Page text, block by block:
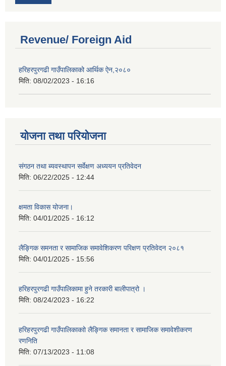
Revenue/ Foreign Aid
हरिहरपुरगढी गाउँपालिकाको आर्थिक ऐन,२०८०
मिति: 08/02/2023 - 16:16
योजना तथा परियोजना
संगठन तथा ब्यवस्थापन सर्वेक्षण अध्ययन प्रतिवेदन
मिति: 06/22/2025 - 12:44
क्षमता विकास योजना।
मिति: 04/01/2025 - 16:12
लैङ्गिक समनता र सामाजिक समावेशिकरण परिक्षण प्रतिवेदन २०८१
मिति: 04/01/2025 - 15:56
हरिहरपुरगढी गाउँपालिकामा हुने तरकारी बालीपात्रो ।
मिति: 08/24/2023 - 16:22
हरिहरपुरगढी गाउँपालिकाकाो लैङ्गिक समानता र सामाजिक समावेशीकरण
रणनिति
मिति: 07/13/2023 - 11:08